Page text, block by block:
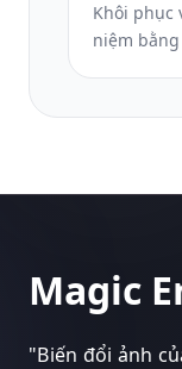
Khôi phục
niệm
in cho các
Magic
"Biến đổi ảnh